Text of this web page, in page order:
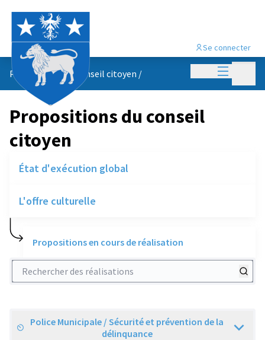
Menu
Se connecter
Propositions du conseil citoyen /
Propositions du conseil
citoyen
État d'exécution global
L'offre culturelle
Propositions en cours de réalisation
Rechercher des réalisations
Scope
Police Municipale / Sécurité et prévention de la
délinquance